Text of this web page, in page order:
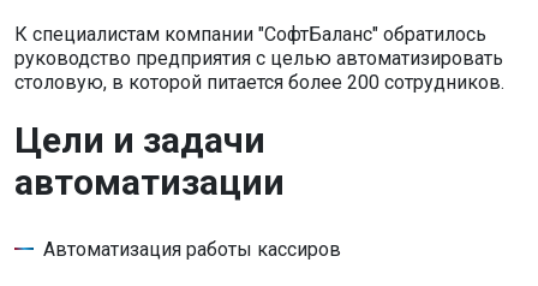
К специалистам компании "СофтБаланс" обратилось
руководство предприятия с целью автоматизировать
столовую, в которой питается более 200 сотрудников.
Цели и задачи
автоматизации
Автоматизация работы кассиров